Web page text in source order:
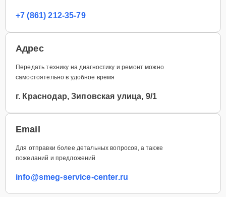
+7 (861) 212-35-79
Адрес
Передать технику на диагностику и ремонт можно
самостоятельно в удобное время
г. Краснодар, Зиповская улица, 9/1
Email
Для отправки более детальных вопросов, а также
пожеланий и предложений
info@smeg-service-center.ru